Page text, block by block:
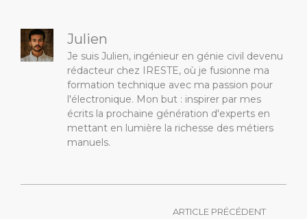
Julien
Je suis Julien, ingénieur en génie civil devenu
rédacteur chez IRESTE, où je fusionne ma
formation technique avec ma passion pour
l'électronique. Mon but : inspirer par mes
écrits la prochaine génération d'experts en
mettant en lumière la richesse des métiers
manuels.
ARTICLE PRÉCÉDENT